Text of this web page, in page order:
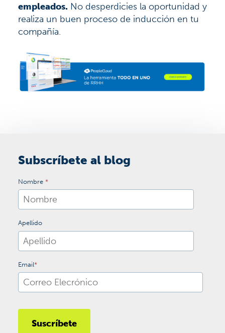
empleados. No desperdicies la oportunidad y
realiza un buen proceso de inducción en tu
compañía.
Subscríbete al blog
Nombre *
Apellido
Email*